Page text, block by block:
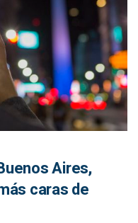
Aires,
caras de